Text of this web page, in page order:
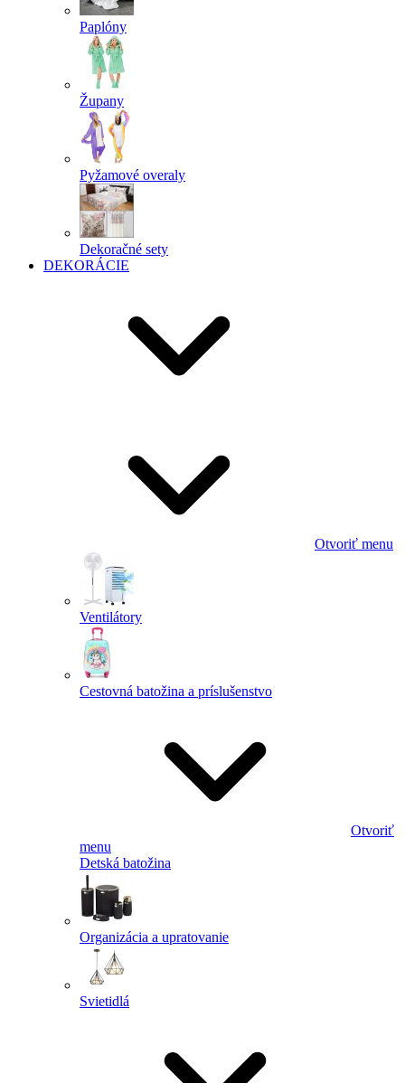
Paplóny
Župany
Pyžamové overaly
Dekoračné sety
DEKORÁCIE
Otvoriť menu
Ventilátory
Cestovná batožina a príslušenstvo
Otvoriť
menu
Detská batožina
Organizácia a upratovanie
Svietidlá